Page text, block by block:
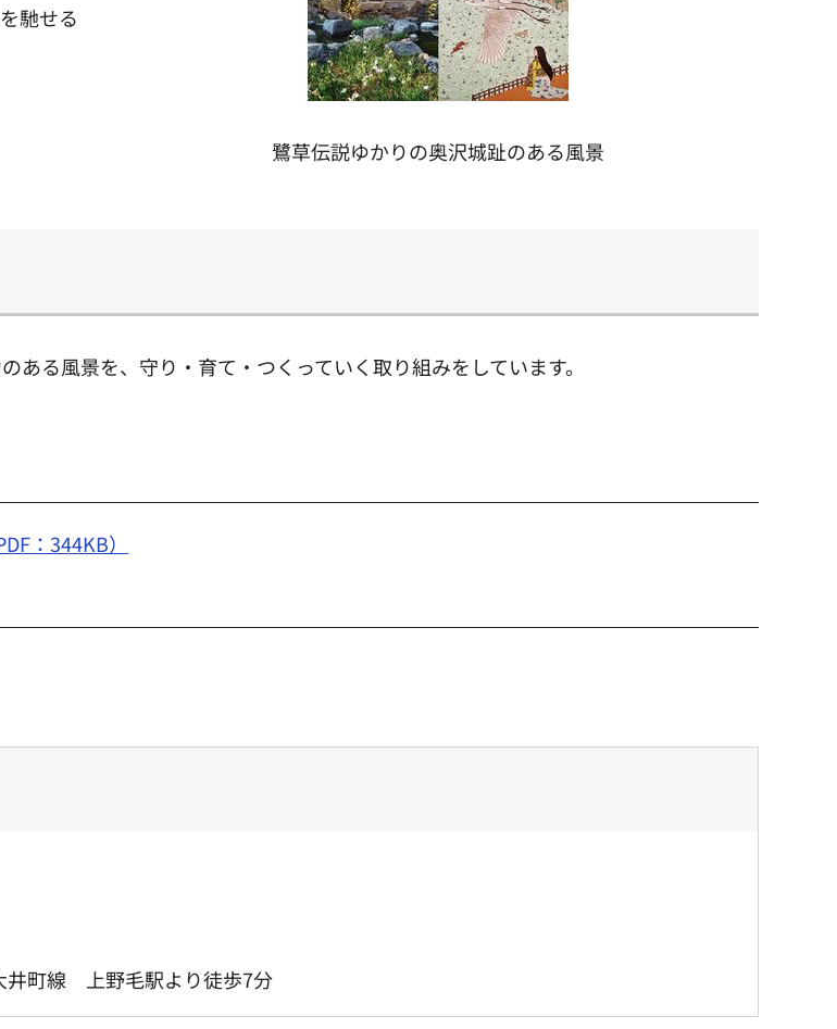
馳せる
鷺草伝説ゆかりの奥沢城趾のある風景
る風景を、守り・育て・つくっていく取り組みをしています。
：344KB）
井町線 上野毛駅より徒歩7分